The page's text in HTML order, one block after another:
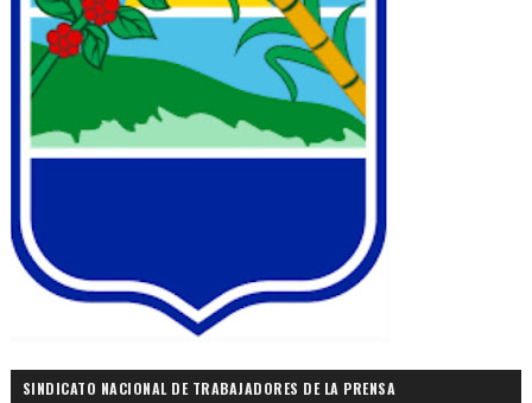
SINDICATO NACIONAL DE TRABAJADORES DE LA PRENSA